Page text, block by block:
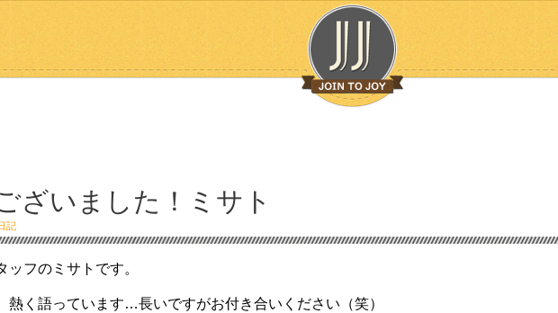
ざいました！ミサト
記
フのミサトです。
く語っています…長いですがお付き合いください（笑）